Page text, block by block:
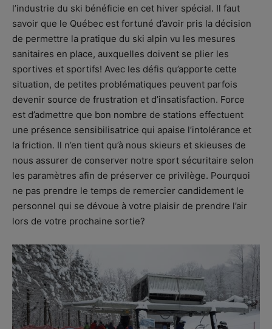
l’industrie du ski bénéficie en cet hiver spécial. Il faut
savoir que le Québec est fortuné d’avoir pris la décision
de permettre la pratique du ski alpin vu les mesures
sanitaires en place, auxquelles doivent se plier les
sportives et sportifs! Avec les défis qu’apporte cette
situation, de petites problématiques peuvent parfois
devenir source de frustration et d’insatisfaction. Force
est d’admettre que bon nombre de stations effectuent
une présence sensibilisatrice qui apaise l’intolérance et
la friction. Il n’en tient qu’à nous skieurs et skieuses de
nous assurer de conserver notre sport sécuritaire selon
les paramètres afin de préserver ce privilège. Pourquoi
ne pas prendre le temps de remercier candidement le
personnel qui se dévoue à votre plaisir de prendre l’air
lors de votre prochaine sortie?